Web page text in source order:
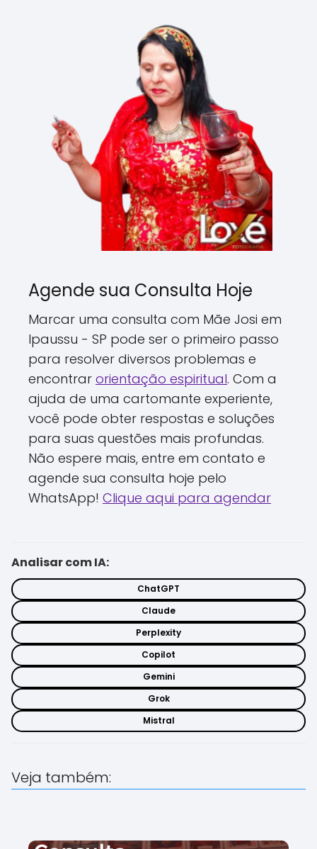
Agende sua Consulta Hoje
Marcar uma consulta com Mãe Josi em
Ipaussu - SP pode ser o primeiro passo
para resolver diversos problemas e
encontrar orientação espiritual. Com a
ajuda de uma cartomante experiente,
você pode obter respostas e soluções
para suas questões mais profundas.
Não espere mais, entre em contato e
agende sua consulta hoje pelo
WhatsApp! Clique aqui para agendar
Analisar com IA:
ChatGPT
Claude
Perplexity
Copilot
Gemini
Grok
Mistral
Veja também: